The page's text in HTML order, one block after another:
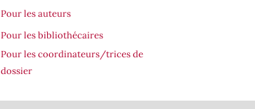
Pour les auteurs
Pour les bibliothécaires
Pour les coordinateurs/trices de
dossier